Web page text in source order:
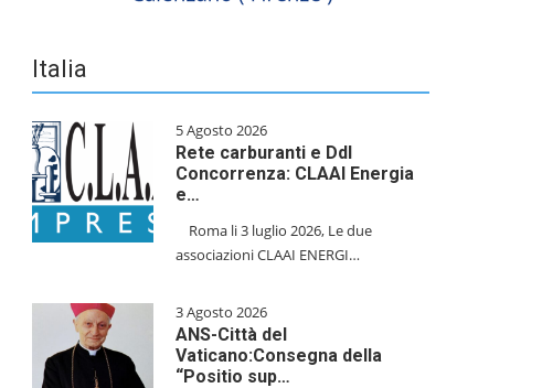
Italia
5 Agosto 2026
Rete carburanti e Ddl
Concorrenza: CLAAI Energia
e…
​Roma li 3 luglio 2026, Le due
associazioni CLAAI ENERGI…
3 Agosto 2026
ANS-Città del
Vaticano:Consegna della
“Positio sup…